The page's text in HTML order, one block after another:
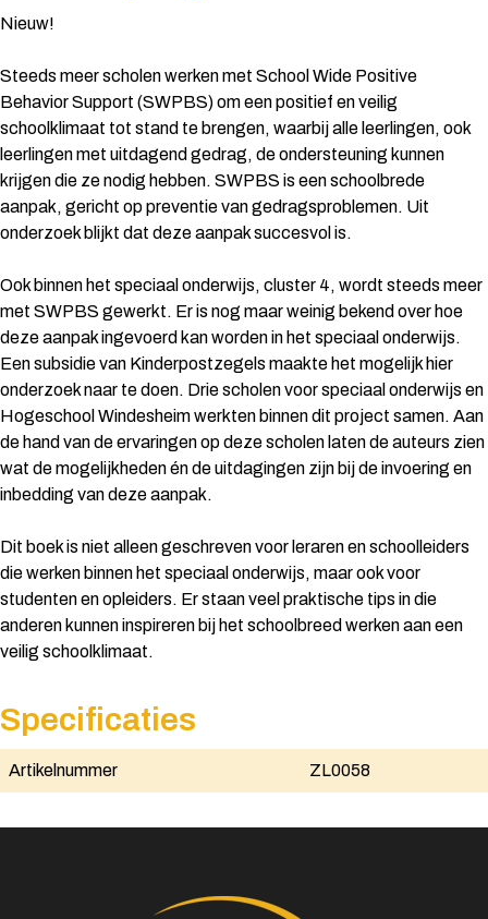
Nieuw!
Steeds meer scholen werken met School Wide Positive
Behavior Support (SWPBS) om een positief en veilig
schoolklimaat tot stand te brengen, waarbij alle leerlingen, ook
leerlingen met uitdagend gedrag, de ondersteuning kunnen
krijgen die ze nodig hebben. SWPBS is een schoolbrede
aanpak, gericht op preventie van gedragsproblemen. Uit
onderzoek blijkt dat deze aanpak succesvol is.
Ook binnen het speciaal onderwijs, cluster 4, wordt steeds meer
met SWPBS gewerkt. Er is nog maar weinig bekend over hoe
deze aanpak ingevoerd kan worden in het speciaal onderwijs.
Een subsidie van Kinderpostzegels maakte het mogelijk hier
onderzoek naar te doen. Drie scholen voor speciaal onderwijs en
Hogeschool Windesheim werkten binnen dit project samen. Aan
de hand van de ervaringen op deze scholen laten de auteurs zien
wat de mogelijkheden én de uitdagingen zijn bij de invoering en
inbedding van deze aanpak.
Dit boek is niet alleen geschreven voor leraren en schoolleiders
die werken binnen het speciaal onderwijs, maar ook voor
studenten en opleiders. Er staan veel praktische tips in die
anderen kunnen inspireren bij het schoolbreed werken aan een
veilig schoolklimaat.
Specificaties
Artikelnummer ZL0058